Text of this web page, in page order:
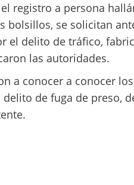
registro a persona
bolsillos, se solicitan
el delito de tráfico,
las autoridades.
a conocer a conocer
de fuga de preso,